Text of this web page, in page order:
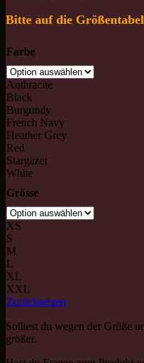
Bitte auf die
Farbe
Anthracite
Black
Burgundy
French Navy
Heather Grey
Red
Stargazer
White
Grösse
XS
S
M
L
XL
XXL
Zurücksetzen
Solltest du wegen der Größe
größer.